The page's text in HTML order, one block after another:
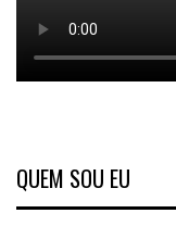
QUEM SOU EU